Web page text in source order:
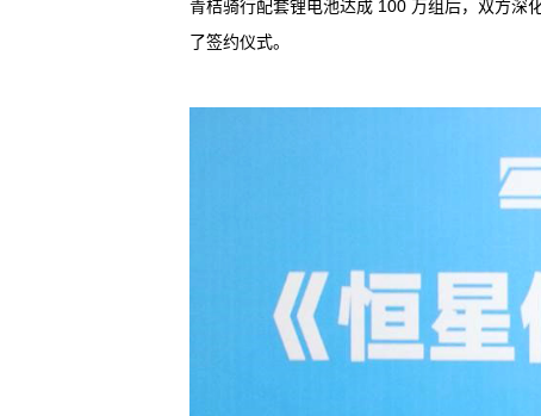
青桔骑行配套锂电池达成 100 万组后，双方深
了签约仪式。